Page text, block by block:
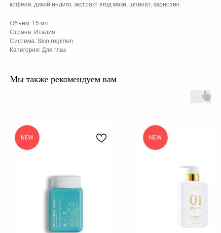
кофеин, дикий индиго, экстракт ягод маки, шпинат, карнозин
Объем: 15 мл
Страна: Италия
Система: Skin regimen
Категория: Для глаз
Мы также рекомендуем вам
NEW NEW